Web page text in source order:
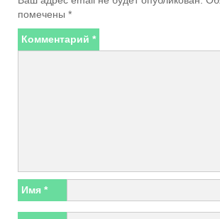
помечены *
Комментарий *
Имя *